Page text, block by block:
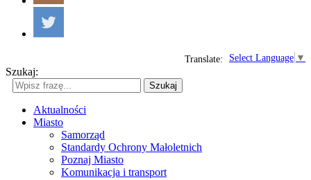
Select Language ▼
Translate:
Szukaj:
Szukaj
Aktualności
Miasto
Samorząd
Standardy Ochrony Małoletnich
Poznaj Miasto
Komunikacja i transport